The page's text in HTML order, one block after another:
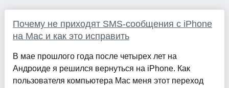
Почему не приходят SMS-сообщения с iPhone
на Mac и как это исправить
В мае прошлого года после четырех лет на
Андроиде я решился вернуться на iPhone. Как
пользователя компьютера Mac меня этот переход